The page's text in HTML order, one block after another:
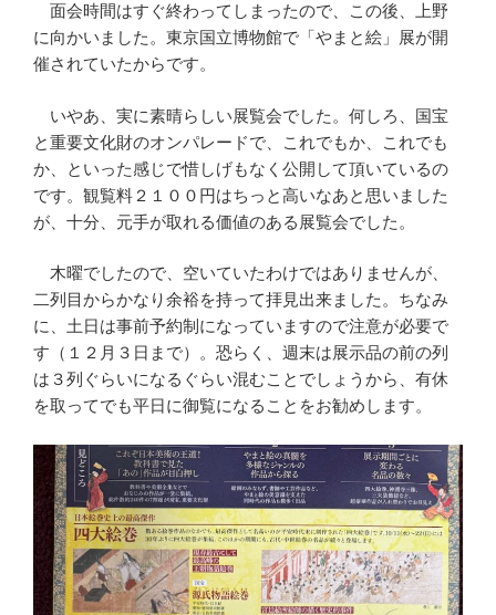
面会時間はすぐ終わってしまったので、この後、上野
に向かいました。東京国立博物館で「やまと絵」展が開
催されていたからです。
いやあ、実に素晴らしい展覧会でした。何しろ、国宝
と重要文化財のオンパレードで、これでもか、これでも
か、といった感じで惜しげもなく公開して頂いているの
です。観覧料２１００円はちっと高いなあと思いました
が、十分、元手が取れる価値のある展覧会でした。
木曜でしたので、空いていたわけではありませんが、
二列目からかなり余裕を持って拝見出来ました。ちなみ
に、土日は事前予約制になっていますので注意が必要で
す（１２月３日まで）。恐らく、週末は展示品の前の列
は３列ぐらいになるぐらい混むことでしょうから、有休
を取ってでも平日に御覧になることをお勧めします。